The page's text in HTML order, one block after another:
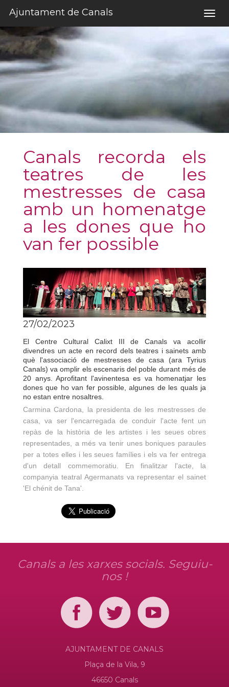
Ajuntament de Canals
Canals recorda els
teatres de les
mestresses de casa
amb un homenatge
a les dones que ho
van fer possible
27/02/2023
El Centre Cultural Calixt III de Canals va acollir
divendres un acte en record dels teatres i sainets amb
què l'associació de mestresses de casa (ara Tyrius
Canals) va omplir els escenaris del poble durant més de
20 anys. Aprofitant l'avinentesa es va homenatjar les
dones que ho van fer possible, algunes de les quals ja
no estan entre nosaltres.
Carmina Cardona, la presidenta de les mestresses de
casa, va ser l'encarregada de conduir l'acte fent un
repàs de la història de les artistes i les seues obres
representades, a més va tenir unes boniques paraules
per a totes elles i les seues famílies i els va fer entrega
d'un detall commemoratiu. En finalitzar l'acte, la
companyia teatral Agermanats va representar el sainet
'El chénit de Tana'.
Canals a les xarxes socials. Seguiu-
nos !
AJUNTAMENT DE CANALS
Plaça de la Vila, 9
46650 Canals